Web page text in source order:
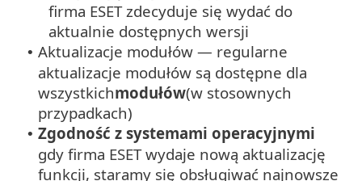
firma ESET zdecyduje się wydać do
aktualnie dostępnych wersji
• Aktualizacje modułów — regularne
aktualizacje modułów są dostępne dla
wszystkichmodułów(w stosownych
przypadkach)
• Zgodność z systemami operacyjnymi
gdy firma ESET wydaje nową aktualizację
funkcji, staramy się obsługiwać najnowsze